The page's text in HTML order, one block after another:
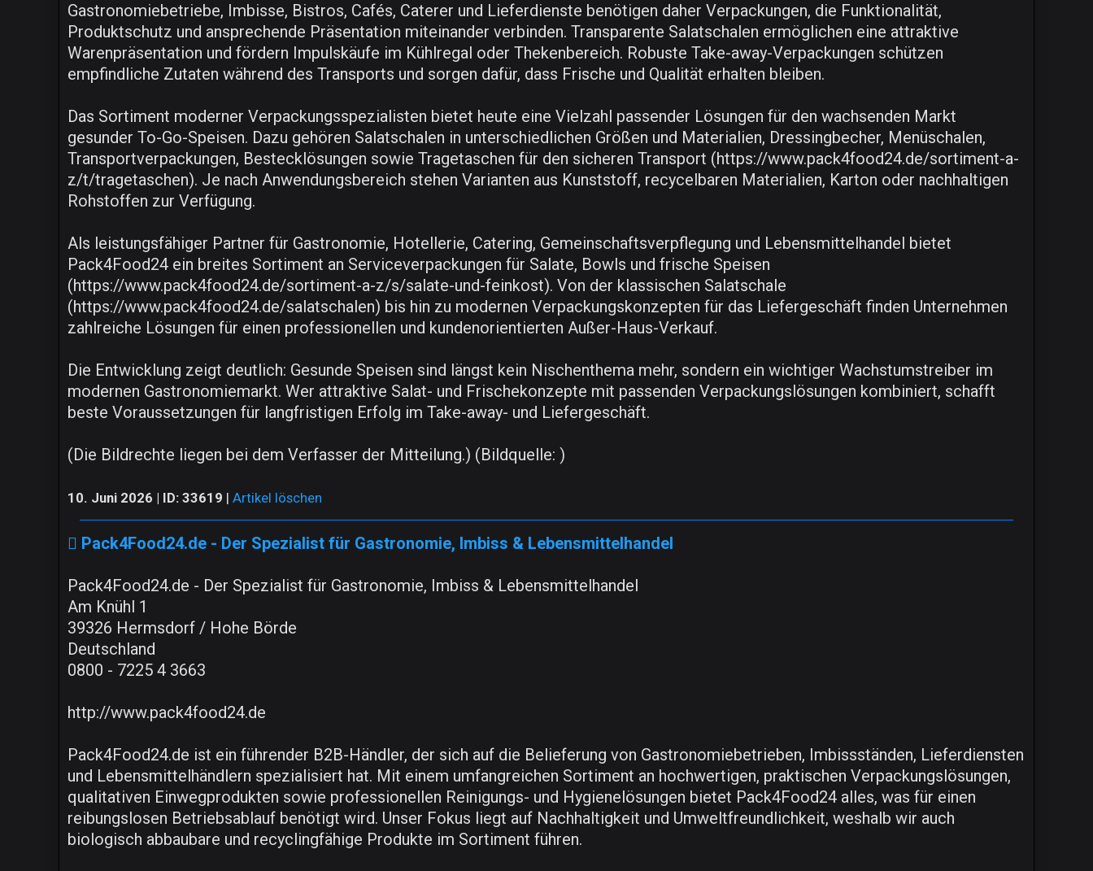
Gastronomiebetriebe, Imbisse, Bistros, Cafés, Caterer und Lieferdienste benötigen daher Verpackungen, die Funktionalität,
Produktschutz und ansprechende Präsentation miteinander verbinden. Transparente Salatschalen ermöglichen eine attraktive
Warenpräsentation und fördern Impulskäufe im Kühlregal oder Thekenbereich. Robuste Take-away-Verpackungen schützen
empfindliche Zutaten während des Transports und sorgen dafür, dass Frische und Qualität erhalten bleiben.
Das Sortiment moderner Verpackungsspezialisten bietet heute eine Vielzahl passender Lösungen für den wachsenden Markt
gesunder To-Go-Speisen. Dazu gehören Salatschalen in unterschiedlichen Größen und Materialien, Dressingbecher, Menüschalen,
Transportverpackungen, Bestecklösungen sowie Tragetaschen für den sicheren Transport (https://www.pack4food24.de/sortiment-a-
z/t/tragetaschen). Je nach Anwendungsbereich stehen Varianten aus Kunststoff, recycelbaren Materialien, Karton oder nachhaltigen
Rohstoffen zur Verfügung.
Als leistungsfähiger Partner für Gastronomie, Hotellerie, Catering, Gemeinschaftsverpflegung und Lebensmittelhandel bietet
Pack4Food24 ein breites Sortiment an Serviceverpackungen für Salate, Bowls und frische Speisen
(https://www.pack4food24.de/sortiment-a-z/s/salate-und-feinkost). Von der klassischen Salatschale
(https://www.pack4food24.de/salatschalen) bis hin zu modernen Verpackungskonzepten für das Liefergeschäft finden Unternehmen
zahlreiche Lösungen für einen professionellen und kundenorientierten Außer-Haus-Verkauf.
Die Entwicklung zeigt deutlich: Gesunde Speisen sind längst kein Nischenthema mehr, sondern ein wichtiger Wachstumstreiber im
modernen Gastronomiemarkt. Wer attraktive Salat- und Frischekonzepte mit passenden Verpackungslösungen kombiniert, schafft
beste Voraussetzungen für langfristigen Erfolg im Take-away- und Liefergeschäft.
(Die Bildrechte liegen bei dem Verfasser der Mitteilung.) (Bildquelle: )
10. Juni 2026 | ID: 33619 Artikel löschen
Pack4Food24.de - Der Spezialist für Gastronomie, Imbiss & Lebensmittelhandel
Pack4Food24.de - Der Spezialist für Gastronomie, Imbiss & Lebensmittelhandel
Am Knühl 1
39326 Hermsdorf / Hohe Börde
Deutschland
0800 - 7225 4 3663
http://www.pack4food24.de
Pack4Food24.de ist ein führender B2B-Händler, der sich auf die Belieferung von Gastronomiebetrieben, Imbissständen, Lieferdiensten
und Lebensmittelhändlern spezialisiert hat. Mit einem umfangreichen Sortiment an hochwertigen, praktischen Verpackungslösungen,
qualitativen Einwegprodukten sowie professionellen Reinigungs- und Hygienelösungen bietet Pack4Food24 alles, was für einen
reibungslosen Betriebsablauf benötigt wird. Unser Fokus liegt auf Nachhaltigkeit und Umweltfreundlichkeit, weshalb wir auch
biologisch abbaubare und recyclingfähige Produkte im Sortiment führen.